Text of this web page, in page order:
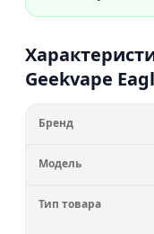
Geekvape
Бренд
Модель
Тип товара